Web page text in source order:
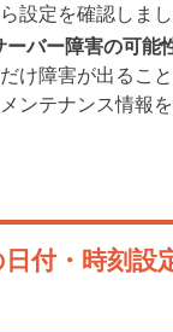
設定を確認しまし
バー障害の可能
け障害が出ること
ンテナンス情報
付・時刻設